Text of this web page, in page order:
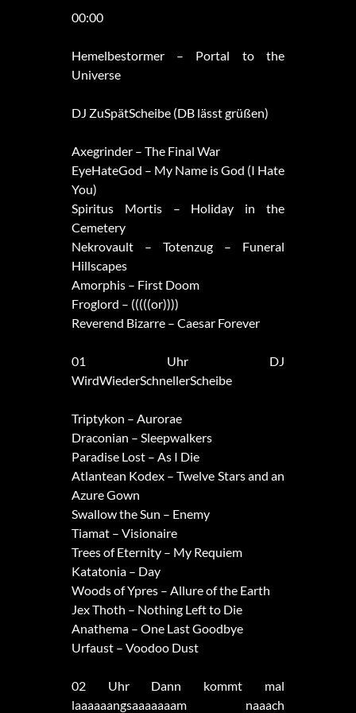
00:00
Hemelbestormer – Portal to the
Universe
DJ ZuSpätScheibe (DB lässt grüßen)
Axegrinder – The Final War
EyeHateGod – My Name is God (I Hate
You)
Spiritus Mortis – Holiday in the
Cemetery
Nekrovault – Totenzug – Funeral
Hillscapes
Amorphis – First Doom
Froglord – (((((or))))
Reverend Bizarre – Caesar Forever
01 Uhr DJ
WirdWiederSchnellerScheibe
Triptykon – Aurorae
Draconian – Sleepwalkers
Paradise Lost – As I Die
Atlantean Kodex – Twelve Stars and an
Azure Gown
Swallow the Sun – Enemy
Tiamat – Visionaire
Trees of Eternity – My Requiem
Katatonia – Day
Woods of Ypres – Allure of the Earth
Jex Thoth – Nothing Left to Die
Anathema – One Last Goodbye
Urfaust – Voodoo Dust
02 Uhr Dann kommt mal
laaaaaangsaaaaaaam naaach